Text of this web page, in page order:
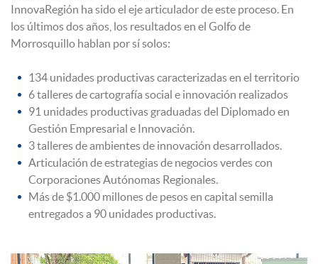
InnovaRegión ha sido el eje articulador de este proceso. En
los últimos dos años, los resultados en el Golfo de
Morrosquillo hablan por sí solos:
134 unidades productivas caracterizadas en el territorio
6 talleres de cartografía social e innovación realizados
91 unidades productivas graduadas del Diplomado en
Gestión Empresarial e Innovación.
3 talleres de ambientes de innovación desarrollados.
Articulación de estrategias de negocios verdes con
Corporaciones Autónomas Regionales.
Más de $1.000 millones de pesos en capital semilla
entregados a 90 unidades productivas.